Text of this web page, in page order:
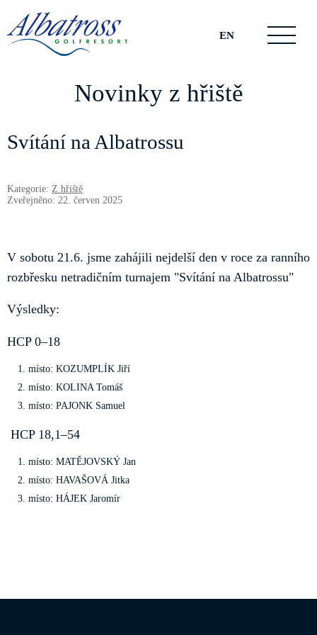
EN
Novinky z hřiště
Svítání na Albatrossu
Kategorie: Z hřiště
Zveřejněno: 22. červen 2025
V sobotu 21.6. jsme zahájili nejdelší den v roce za ranního
rozbřesku netradičním turnajem "Svítání na Albatrossu"
Výsledky:
HCP 0–18
místo: KOZUMPLÍK Jiří
místo: KOLINA Tomáš
místo: PAJONK Samuel
HCP 18,1–54
místo: MATĚJOVSKÝ Jan
místo: HAVAŠOVÁ Jitka
místo: HÁJEK Jaromír